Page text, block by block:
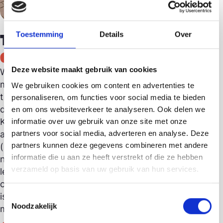
Toestemming Details Over
Deze website maakt gebruik van cookies
We gebruiken cookies om content en advertenties te
personaliseren, om functies voor social media te bieden
en om ons websiteverkeer te analyseren. Ook delen we
informatie over uw gebruik van onze site met onze
partners voor social media, adverteren en analyse. Deze
partners kunnen deze gegevens combineren met andere
informatie die u aan ze heeft verstrekt of die ze hebben
verzameld op basis van uw gebruik van hun services.
Toestemmingsselectie
Noodzakelijk
Terre des Hommes
Gouda
Wij zijn heel blij met alle mooie spullen die je niet
meer gebruikt. Deze kan je komen doneren
tijdens de openingstijden van de winkel. Vooral
de volgende spullen kunnen wij goed gebruiken:
Kleding, schoenen, tassen, sieraden, servies,
antiek en brocante, woonaccessoires,
(bijzondere) boeken en speelgoed. Het is helaas
niet mogelijk om elektrische apparaten in te
leveren. Doneren van spullen kan tijdens
openingstijden. Twijfel je of je donatie geschikt
is voor onze winkel? Neem dan gerust contact
met ons op. Wij verwelkomen je graag!